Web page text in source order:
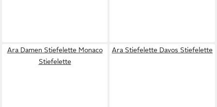
Ara Damen Stiefelette Monaco
Stiefelette
Ara Stiefelette Davos Stiefelette